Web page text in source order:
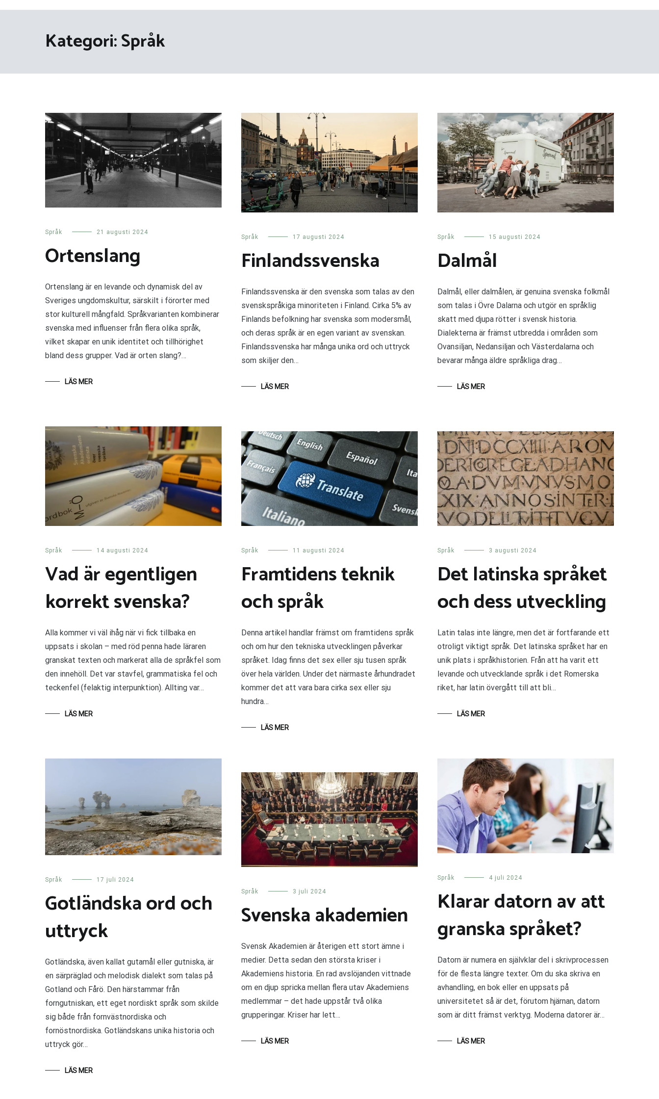
Kategori:Språk
Språk 21 augusti 2024
Ortenslang
Ortenslang är en levande och dynamisk del av
Sveriges ungdomskultur, särskilt i förorter med
stor kulturell mångfald. Språkvarianten kombinerar
svenska med influenser från flera olika språk,
vilket skapar en unik identitet och tillhörighet
bland dess grupper. Vad är orten slang?…
LÄS MER
Språk 17 augusti 2024
Finlandssvenska
Finlandssvenska är den svenska som talas av den
svenskspråkiga minoriteten i Finland. Cirka 5% av
Finlands befolkning har svenska som modersmål,
och deras språk är en egen variant av svenskan.
Finlandssvenska har många unika ord och uttryck
som skiljer den…
LÄS MER
Språk 15 augusti 2024
Dalmål
Dalmål, eller dalmålen, är genuina svenska folkmål
som talas i Övre Dalarna och utgör en språklig
skatt med djupa rötter i svensk historia.
Dialekterna är främst utbredda i områden som
Ovansiljan, Nedansiljan och Västerdalarna och
bevarar många äldre språkliga drag…
LÄS MER
Språk 14 augusti 2024
Vad är egentligen
korrekt svenska?
Alla kommer vi väl ihåg när vi fick tillbaka en
uppsats i skolan – med röd penna hade läraren
granskat texten och markerat alla de språkfel som
den innehöll. Det var stavfel, grammatiska fel och
teckenfel (felaktig interpunktion). Allting var…
LÄS MER
Språk 11 augusti 2024
Framtidens teknik
och språk
Denna artikel handlar främst om framtidens språk
och om hur den tekniska utvecklingen påverkar
språket. Idag finns det sex eller sju tusen språk
över hela världen. Under det närmaste århundradet
kommer det att vara bara cirka sex eller sju
hundra…
LÄS MER
Språk 3 augusti 2024
Det latinska språket
och dess utveckling
Latin talas inte längre, men det är fortfarande ett
otroligt viktigt språk. Det latinska språket har en
unik plats i språkhistorien. Från att ha varit ett
levande och utvecklande språk i det Romerska
riket, har latin övergått till att bli…
LÄS MER
Språk 17 juli 2024
Gotländska ord och
uttryck
Gotländska, även kallat gutamål eller gutniska, är
en särpräglad och melodisk dialekt som talas på
Gotland och Fårö. Den härstammar från
forngutniskan, ett eget nordiskt språk som skilde
sig både från fornvästnordiska och
fornöstnordiska. Gotländskans unika historia och
uttryck gör…
LÄS MER
Språk 4 juli 2024
Klarar datorn av att
granska språket?
Datorn är numera en självklar del i skrivprocessen
för de flesta längre texter. Om du ska skriva en
avhandling, en bok eller en uppsats på
universitetet så är det, förutom hjärnan, datorn
som är ditt främst verktyg. Moderna datorer är…
LÄS MER
Språk 3 juli 2024
Svenska akademien
Svensk Akademien är återigen ett stort ämne i
medier. Detta sedan den största kriser i
Akademiens historia. En rad avslöjanden vittnade
om en djup spricka mellan flera utav Akademiens
medlemmar – det hade uppstår två olika
grupperingar. Kriser har lett…
LÄS MER